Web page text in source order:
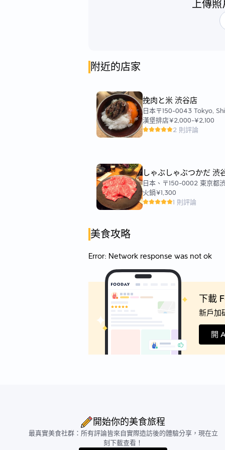
上傳
附近的店家
挽肉と米 渋谷店
日本〒150-0043 Tokyo,
City, Dogenzaka, 2
津ビル ３F
漢堡排店¥2,000-¥2,100
2 則評論
しゃぶしゃぶつかだ 渋
ランブルスクエア店
日本、〒150-0002 東京都
谷２丁目２４−１２ 渋谷ス
ルスクエア 12F スクランブ
火鍋¥1,300
1 則評論
美食攻略
Error: Network response was not ok
下載
新戶加
開
開始你的美食旅程
最真實美食社群：所有評論皆來自實際造訪後的體驗分享，現在立
刻下載查看！